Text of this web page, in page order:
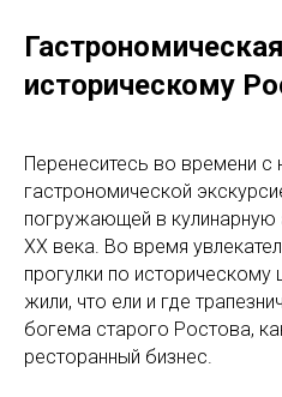
историческому
Перенеситесь во времени с
гастрономической
погружающей в кулинарную
XX века. Во время
прогулки по историческому
жили, что ели и где
богема старого Ростова,
ресторанный бизнес.